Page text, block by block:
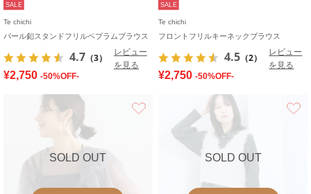
SALE
Te chichi
パール釦スタンドフリルペプラムブラウス
4.7 （3）
レビュー
を見る
¥2,750 -50%OFF-
SALE
Te chichi
フロントフリルキーネックブラウス
4.5 （2）
レビュー
を見る
¥2,750 -50%OFF-
SOLD OUT SOLD OUT